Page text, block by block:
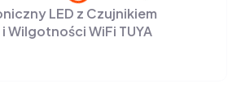
LED z Czujnikiem
Wilgotności WiFi TUYA